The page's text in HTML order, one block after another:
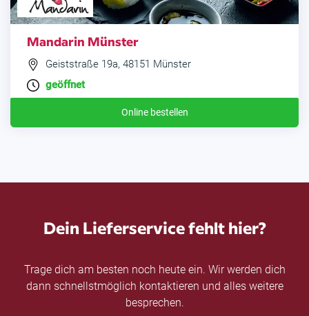
Mandarin Münster
Geiststraße 19a, 48151 Münster
geöffnet
Online bestellen
Dein Lieferservice fehlt hier?
Trage dich am besten noch heute ein. Wir werden dich
dann schnellstmöglich kontaktieren und alles weitere
besprechen.